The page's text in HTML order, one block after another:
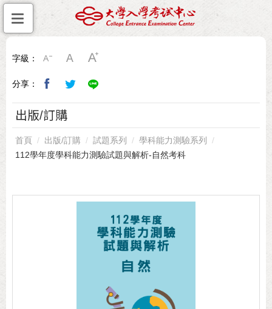
字級：
分享：
出版/訂購
首頁 出版/訂購 試題系列
學科能力測驗系列
112學年度學科能力測驗試題與解析-自然考科